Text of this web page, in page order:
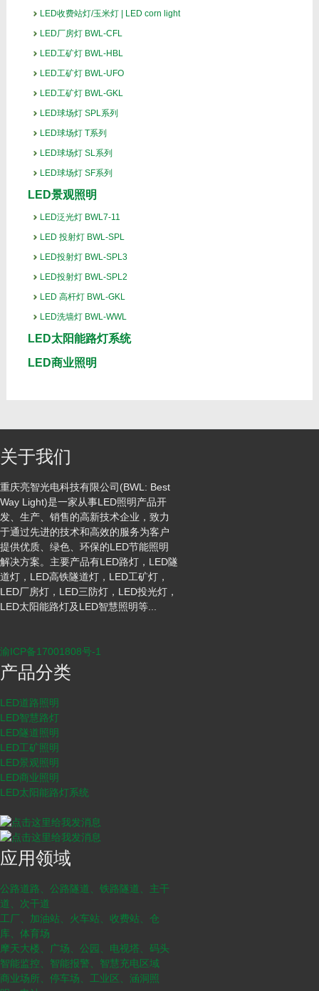
LED收费站灯/玉米灯 | LED corn light
LED厂房灯 BWL-CFL
LED工矿灯 BWL-HBL
LED工矿灯 BWL-UFO
LED工矿灯 BWL-GKL
LED球场灯 SPL系列
LED球场灯 T系列
LED球场灯 SL系列
LED球场灯 SF系列
LED景观照明
LED泛光灯 BWL7-11
LED 投射灯 BWL-SPL
LED投射灯 BWL-SPL3
LED投射灯 BWL-SPL2
LED 高杆灯 BWL-GKL
LED洗墙灯 BWL-WWL
LED太阳能路灯系统
LED商业照明
关于我们
重庆亮智光电科技有限公司(BWL: Best
Way Light)是一家从事LED照明产品开
发、生产、销售的高新技术企业，致力
于通过先进的技术和高效的服务为客户
提供优质、绿色、环保的LED节能照明
解决方案。主要产品有LED路灯，LED隧
道灯，LED高铁隧道灯，LED工矿灯，
LED厂房灯，LED三防灯，LED投光灯，
LED太阳能路灯及LED智慧照明等...
渝ICP备17001808号-1
产品分类
LED道路照明
LED智慧路灯
LED隧道照明
LED工矿照明
LED景观照明
LED商业照明
LED太阳能路灯系统
应用领域
公路道路、公路隧道、铁路隧道、主干
道、次干道
工厂、加油站、火车站、收费站、仓
库、体育场
摩天大楼、广场、公园、电视塔、码头
智能监控、智能报警、智慧充电区域
商业场所、停车场、工业区、涵洞照